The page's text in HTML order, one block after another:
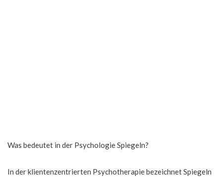
Was bedeutet in der Psychologie Spiegeln?
In der klientenzentrierten Psychotherapie bezeichnet Spiegeln